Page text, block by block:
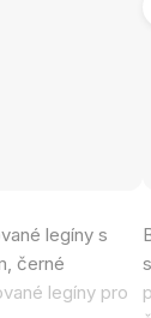
legíny s
černé
legíny pro